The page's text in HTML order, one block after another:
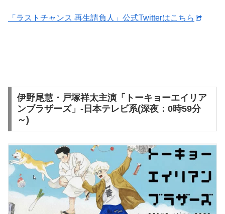
「ラストチャンス 再生請負人」公式Twitterはこちら
伊野尾慧・戸塚祥太主演「トーキョーエイリア
ンブラザーズ」-日本テレビ系(深夜：0時59分
～)